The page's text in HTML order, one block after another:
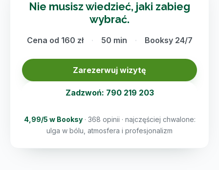
Nie musisz wiedzieć, jaki zabieg
wybrać.
Cena od 160 zł 50 min Booksy 24/7
Zarezerwuj wizytę
Zadzwoń: 790 219 203
4,99/5 w Booksy· 368 opinii · najczęściej chwalone:
ulga w bólu, atmosfera i profesjonalizm